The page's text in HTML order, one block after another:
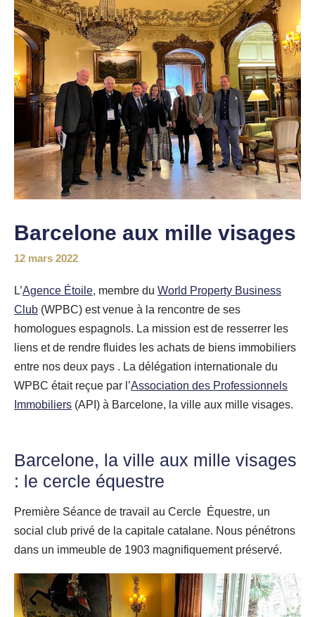
Barcelone aux mille visages
12 mars 2022
L’Agence Étoile, membre du World Property Business
Club (WPBC) est venue à la rencontre de ses
homologues espagnols. La mission est de resserrer les
liens et de rendre fluides les achats de biens immobiliers
entre nos deux pays . La délégation internationale du
WPBC était reçue par l’Association des Professionnels
Immobiliers (API) à Barcelone, la ville aux mille visages.
Barcelone, la ville aux mille visages
: le cercle équestre
Première Séance de travail au Cercle Équestre, un
social club privé de la capitale catalane. Nous pénétrons
dans un immeuble de 1903 magnifiquement préservé.